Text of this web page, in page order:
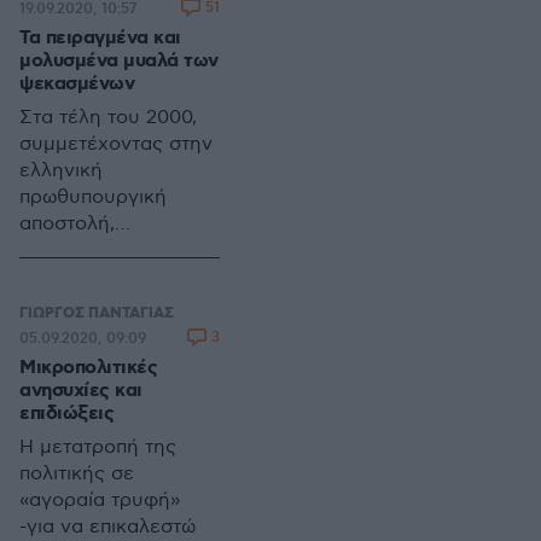
δυνατοτήτων. Επειτα
από τη δεκάχρονη
οικονομική κρίση o
πολιτικός
εξτρεμισμός
ηττήθηκε. Η κόπωση
του κοινωνικού
σώματος άνοιξε τον
δρόμο για την
ανατροπές στην
εγχώρια σκηνή το
πιστοποιούν. Δεν
επήλθε μόνο
κυβερνητική
μεταβολή.
Αναδείχθηκε και
διαφορετική ατζέντα
θεμάτων.
Τα πειραγμένα και
μολυσμένα μυαλά των
ψεκασμένων
Στα τέλη του 2000,
συμμετέχοντας στην
ελληνική
πρωθυπουργική
αποστολή,
Φραντσέσκο Ρουτέλι,
δήμαρχο τότε της
πόλης και μετέπειτα
υπουργό Πολιτισμού
στην κυβέρνηση
Πρόντι.
19.09.2020, 10:57 51
ΓΙΩΡΓΟΣ ΠΑΝΤΑΓΙΑΣ
Μικροπολιτικές
ανησυχίες και
επιδιώξεις
Η μετατροπή της
πολιτικής σε
«αγοραία τρυφή»
-για να επικαλεστώ
05.09.2020, 09:09 3